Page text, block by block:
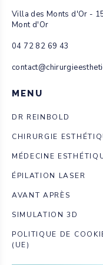
Villa des Monts d'Or -
Mont d'Or
04 72 82 69 43
MENU
DR REINBOLD
CHIRURGIE
MÉDECINE
ÉPILATION LASER
AVANT APRÈS
SIMULATION 3D
POLITIQUE DE
(UE)